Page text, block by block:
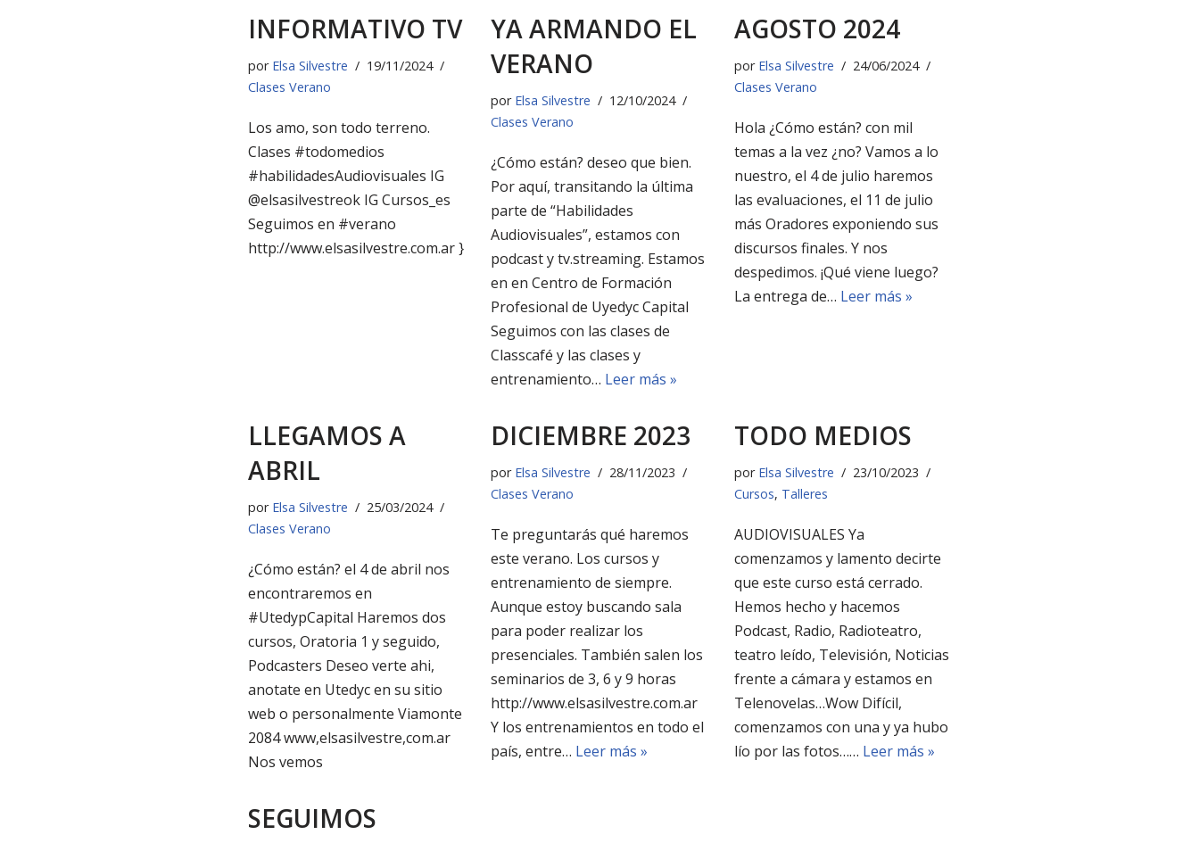
INFORMATIVO TV
por Elsa Silvestre
19/11/2024
Clases Verano
Los amo, son todo terreno.
Clases #todomedios
#habilidadesAudiovisuales IG
@elsasilvestreok IG Cursos_es
Seguimos en #verano
http://www.elsasilvestre.com.ar }
YA ARMANDO EL
VERANO
por Elsa Silvestre
12/10/2024
Clases Verano
¿Cómo están? deseo que bien.
Por aquí, transitando la última
parte de “Habilidades
Audiovisuales”, estamos con
podcast y tv.streaming. Estamos
en en Centro de Formación
Profesional de Uyedyc Capital
Seguimos con las clases de
Classcafé y las clases y
entrenamiento… Leer más »
AGOSTO 2024
por Elsa Silvestre
24/06/2024
Clases Verano
Hola ¿Cómo están? con mil
temas a la vez ¿no? Vamos a lo
nuestro, el 4 de julio haremos
las evaluaciones, el 11 de julio
más Oradores exponiendo sus
discursos finales. Y nos
despedimos. ¡Qué viene luego?
La entrega de… Leer más »
LLEGAMOS A
ABRIL
por Elsa Silvestre
25/03/2024
Clases Verano
¿Cómo están? el 4 de abril nos
encontraremos en
#UtedypCapital Haremos dos
cursos, Oratoria 1 y seguido,
Podcasters Deseo verte ahi,
anotate en Utedyc en su sitio
web o personalmente Viamonte
2084 www,elsasilvestre,com.ar
Nos vemos
DICIEMBRE 2023
por Elsa Silvestre
28/11/2023
Clases Verano
Te preguntarás qué haremos
este verano. Los cursos y
entrenamiento de siempre.
Aunque estoy buscando sala
para poder realizar los
presenciales. También salen los
seminarios de 3, 6 y 9 horas
http://www.elsasilvestre.com.ar
Y los entrenamientos en todo el
país, entre… Leer más »
TODO MEDIOS
por Elsa Silvestre
23/10/2023
Cursos, Talleres
AUDIOVISUALES Ya
comenzamos y lamento decirte
que este curso está cerrado.
Hemos hecho y hacemos
Podcast, Radio, Radioteatro,
teatro leído, Televisión, Noticias
frente a cámara y estamos en
Telenovelas…Wow Difícil,
comenzamos con una y ya hubo
lío por las fotos…… Leer más »
SEGUIMOS